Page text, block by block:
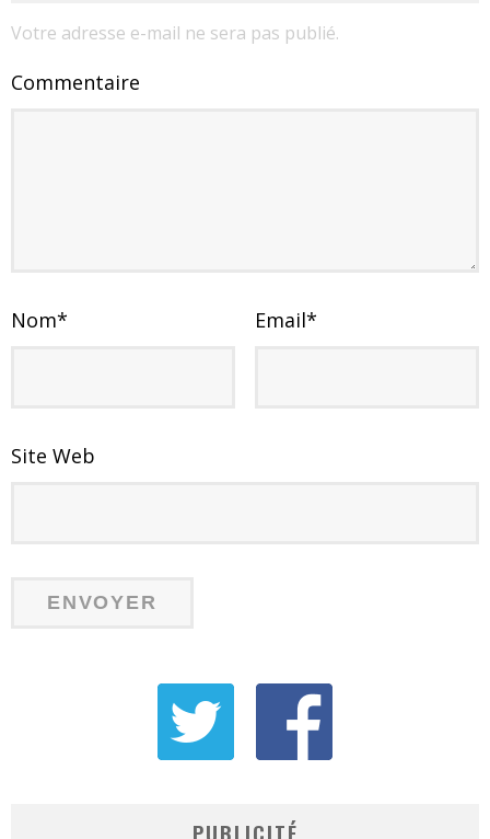
Votre adresse e-mail ne sera pas publié.
Commentaire
Nom* Email*
Site Web